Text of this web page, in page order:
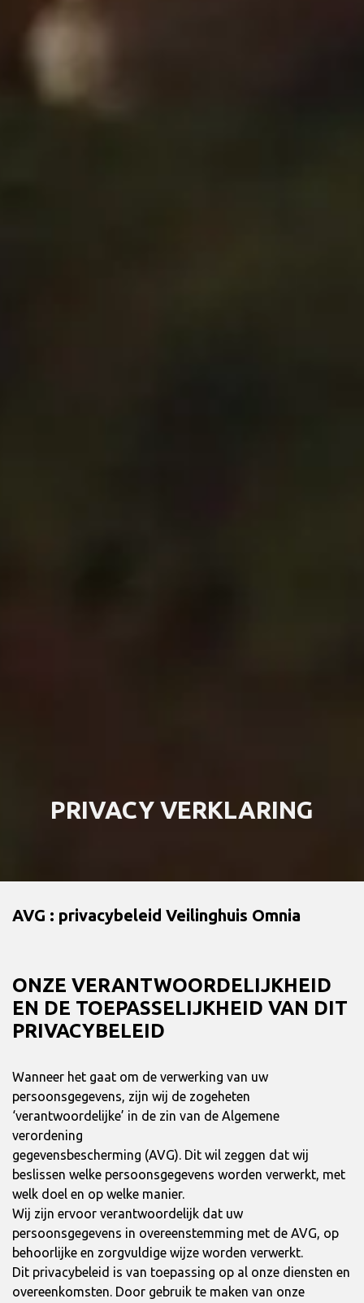
PRIVACY VERKLARING
AVG : privacybeleid Veilinghuis Omnia
ONZE VERANTWOORDELIJKHEID
EN DE TOEPASSELIJKHEID VAN DIT
PRIVACYBELEID
Wanneer het gaat om de verwerking van uw
persoonsgegevens, zijn wij de zogeheten
‘verantwoordelijke’ in de zin van de Algemene
verordening
gegevensbescherming (AVG). Dit wil zeggen dat wij
beslissen welke persoonsgegevens worden verwerkt, met
welk doel en op welke manier.
Wij zijn ervoor verantwoordelijk dat uw
persoonsgegevens in overeenstemming met de AVG, op
behoorlijke en zorgvuldige wijze worden verwerkt.
Dit privacybeleid is van toepassing op al onze diensten en
overeenkomsten. Door gebruik te maken van onze